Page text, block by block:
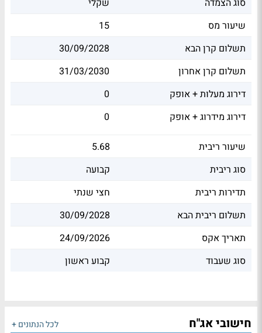
סוג הצמדה
שקלי
שיעור מס
15
תשלום קרן הבא
30/09/2028
תשלום קרן אחרון
31/03/2030
דירוג מעלות + אופק
0
דירוג מידרוג + אופק
0
שיעור ריבית
5.68
סוג ריבית
קבועה
תדירות ריבית
חצי שנתי
תשלום ריבית הבא
30/09/2028
תאריך אקס
24/09/2026
סוג שעבוד
קבוע ראשון
חישובי אג"ח לכל הנתונים +